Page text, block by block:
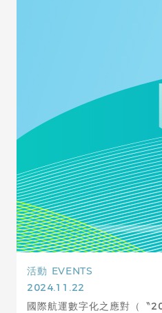
活動 EVENTS
2024.11.22
國際航運數字化之應對（〝